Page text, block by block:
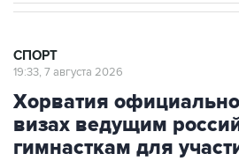
СПОРТ
19:33, 7 августа 2026
Хорватия
визах ведущим
гимнасткам для